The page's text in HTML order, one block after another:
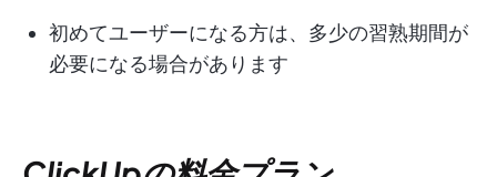
初めてユーザーになる方は、多少の習熟期間が
必要になる場合があります